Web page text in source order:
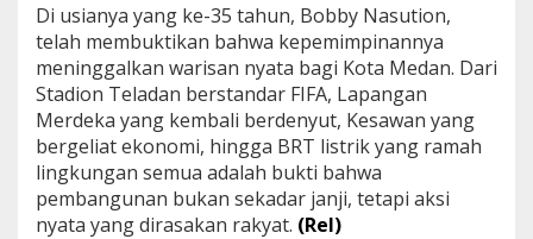
Di usianya yang ke-35 tahun, Bobby Nasution,
telah membuktikan bahwa kepemimpinannya
meninggalkan warisan nyata bagi Kota Medan. Dari
Stadion Teladan berstandar FIFA, Lapangan
Merdeka yang kembali berdenyut, Kesawan yang
bergeliat ekonomi, hingga BRT listrik yang ramah
lingkungan semua adalah bukti bahwa
pembangunan bukan sekadar janji, tetapi aksi
nyata yang dirasakan rakyat. (Rel)